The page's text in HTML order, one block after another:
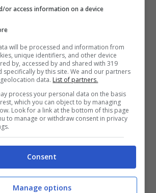
famoso sono alcuni suoi
sue continue scritte nel suo
che lo hanno fatto
protagonista di Death Note
Oltre a questo il suo inchino ai
con la Croazia è
delle istantanee dell’edizione.
si è preso la simpatia di
nel siparietto quando ha
or access information on a device
will be processed and information from
unique identifiers, and other device
by, accessed by and shared with 319
specifically by this site. We and our partners
data. List of partners.
process your personal data on the basis
which you can object to by managing
Look for a link at the bottom of this page
to manage or withdraw consent in privacy
Consent
Manage options